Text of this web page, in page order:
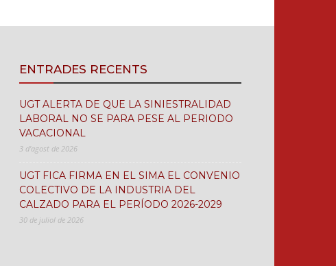
ENTRADES RECENTS
UGT ALERTA DE QUE LA SINIESTRALIDAD
LABORAL NO SE PARA PESE AL PERIODO
VACACIONAL
3 d'agost de 2026
UGT FICA FIRMA EN EL SIMA EL CONVENIO
COLECTIVO DE LA INDUSTRIA DEL
CALZADO PARA EL PERÍODO 2026-2029
30 de juliol de 2026